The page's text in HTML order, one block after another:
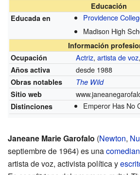
Educación
Educada en
Providence
Madison High
Información
Ocupación
Actriz,artista de voz
Años activa desde 1988
Obras notables
The Wild
Sitio web
Distinciones Emperor Has No
Janeane Marie Garofalo (Newton,
septiembre de 1964) es una
artista de voz, activista política y